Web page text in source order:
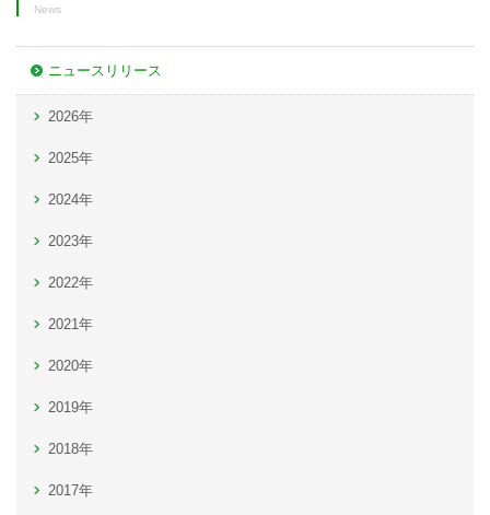
News
ニュースリリース
2026年
2025年
2024年
2023年
2022年
2021年
2020年
2019年
2018年
2017年